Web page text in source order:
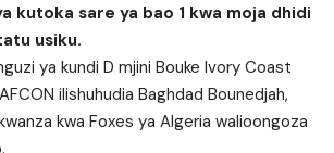
kutoka sare ya bao 1 kwa moja dhidi
usiku.
ya kundi D mjini Bouke Ivory Coast
ilishuhudia Baghdad Bounedjah,
kwa Foxes ya Algeria walioongoza